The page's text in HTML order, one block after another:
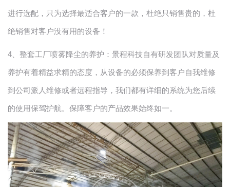
进行选配，只为选择最适合客户的一款，杜绝只销售贵的，杜
绝销售对客户没有用的设备！
4 、整套工厂喷雾降尘的养护：景程科技自有研发团队对质量及
养护有着精益求精的态度，从设备的必须保养到客户自我维修
到公司派人维修或者远程指导，我们都有详细的系统为您后续
的使用保驾护航。保障客户的产品效果始终如一。